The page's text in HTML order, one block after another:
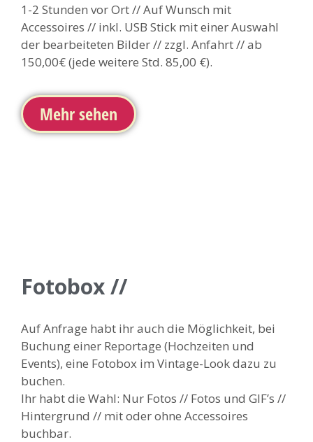
1-2 Stunden vor Ort // Auf Wunsch mit
Accessoires // inkl. USB Stick mit einer Auswahl
der bearbeiteten Bilder // zzgl. Anfahrt // ab
150,00€ (jede weitere Std. 85,00 €).
Mehr sehen
Fotobox //
Auf Anfrage habt ihr auch die Möglichkeit, bei
Buchung einer Reportage (Hochzeiten und
Events), eine Fotobox im Vintage-Look dazu zu
buchen.
Ihr habt die Wahl: Nur Fotos // Fotos und GIF’s //
Hintergrund // mit oder ohne Accessoires
buchbar.